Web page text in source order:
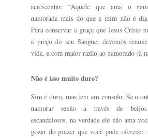
acrescentar: “Aquele que ama o
namorada mais do que a mim não é
Para conservar a graça que Jesus Cristo
a preço do seu Sangue, devemos
vida, e com maior razão ao namorado (à
Não é isso muito duro?
Sim é duro, mas tem um consolo. Se o
namorar senão a través de
escandalosos, na verdade ele não ama
gozar do prazer que você pode